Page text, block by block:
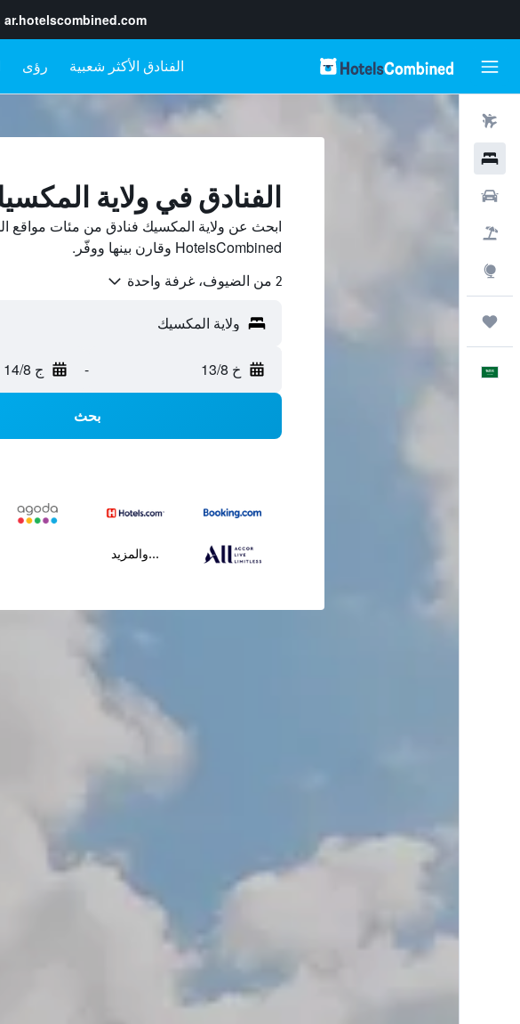
ar.hotelscombined.com
رؤى
الفنادق في ولاية
ابحث عن ولاية المكسيك فنادق من مئات مواقع
HotelsCombined وقارن بينها ووفّر.
2 من الضيوف، غرفة واحدة
خ 13/8 - ج 14/8
بحث
...والمزيد